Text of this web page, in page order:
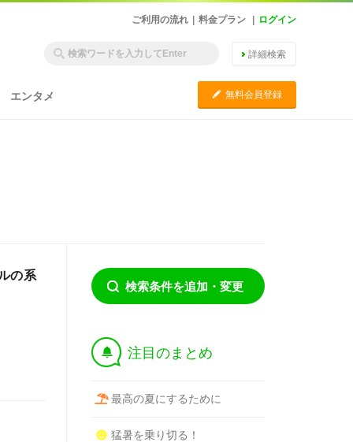
ご利用の流れ 料金プラン ログイン
詳細検索
エンタメ C 無料会員登録
の系
検索条件を追加・変更
† 注目のまとめ
最高の夏にするために
猛暑を乗り切る！